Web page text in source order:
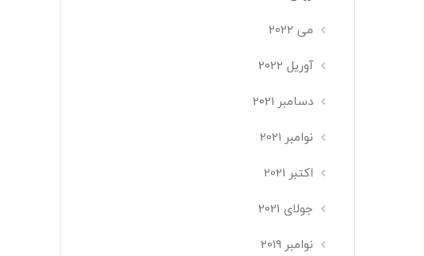
می 2022
آوریل 2022
دسامبر 2021
نوامبر 2021
اکتبر 2021
جولای 2021
نوامبر 2019